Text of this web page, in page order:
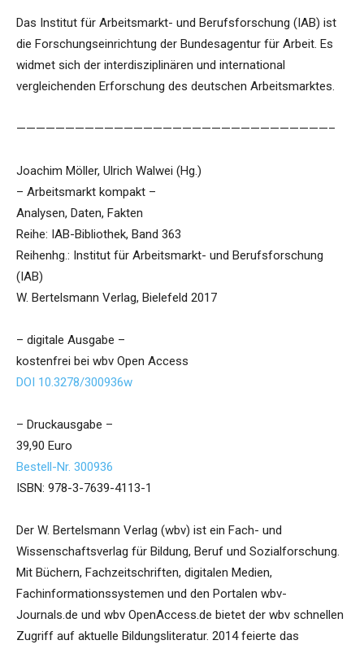
Das Institut für Arbeitsmarkt- und Berufsforschung (IAB) ist
die Forschungseinrichtung der Bundesagentur für Arbeit. Es
widmet sich der interdisziplinären und international
vergleichenden Erforschung des deutschen Arbeitsmarktes.
————————————————————————————————–
Joachim Möller, Ulrich Walwei (Hg.)
– Arbeitsmarkt kompakt –
Analysen, Daten, Fakten
Reihe: IAB-Bibliothek, Band 363
Reihenhg.: Institut für Arbeitsmarkt- und Berufsforschung
(IAB)
W. Bertelsmann Verlag, Bielefeld 2017
– digitale Ausgabe –
kostenfrei bei wbv Open Access
DOI 10.3278/300936w
– Druckausgabe –
39,90 Euro
Bestell-Nr. 300936
ISBN: 978-3-7639-4113-1
Der W. Bertelsmann Verlag (wbv) ist ein Fach- und
Wissenschaftsverlag für Bildung, Beruf und Sozialforschung.
Mit Büchern, Fachzeitschriften, digitalen Medien,
Fachinformationssystemen und den Portalen wbv-
Journals.de und wbv OpenAccess.de bietet der wbv schnellen
Zugriff auf aktuelle Bildungsliteratur. 2014 feierte das